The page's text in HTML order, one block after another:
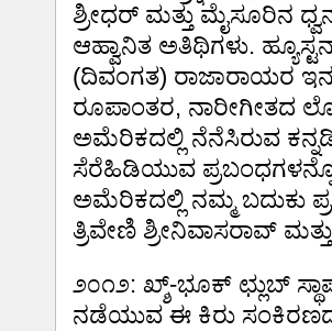
ಶ್ರೀಧರ್ ಮತ್ತು ಮೈಸೂರಿನ
ಆಹ್ವಾನಿತ ಅತಿಥಿಗಳು.
(ದಿವಂಗತ) ರಾಜಾರಾಯರ
ರೂಪಾಂತರ, ನಾರೀಗೀತದ
ಅಮೆರಿಕದಲ್ಲಿ ನೆನೆಸಿರುವ
ಸೆರೆಹಿಡಿಯುವ
ಅಮೆರಿಕದಲ್ಲಿ ನಮ್ಮ ಬದುಕು
ತ್ರಿವೇಣಿ ಶ್ರೀನಿವಾಸರಾವ್
೨೦೧೨: ಖ್ಶ್-ಭೂಕ್ ಛ್ಲುಬ್
ನಡೆಯುವ ಈ ಕಿರು